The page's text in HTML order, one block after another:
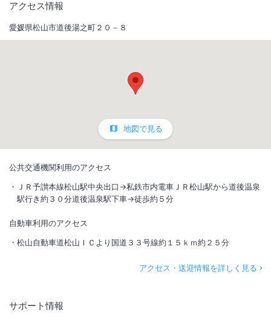
アクセス情報
愛媛県松山市道後湯之町２０－８
地図で見る
公共交通機関利用のアクセス
ＪＲ予讃本線松山駅中央出口→私鉄市内電車ＪＲ松山駅から道後温泉
駅行き約３０分道後温泉駅下車→徒歩約５分
自動車利用のアクセス
松山自動車道松山ＩＣより国道３３号線約１５ｋｍ約２５分
アクセス・送迎情報を詳しく見る
サポート情報